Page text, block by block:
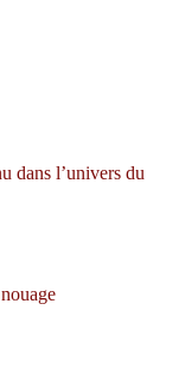
dans l’univers du